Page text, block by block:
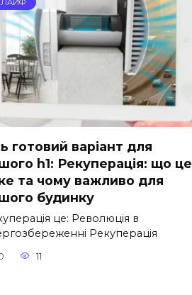
ЛАЙФ
готовий варіант для
h1: Рекуперація: що це
та чому важливо для
будинку
це: Революція в
Рекуперація
11